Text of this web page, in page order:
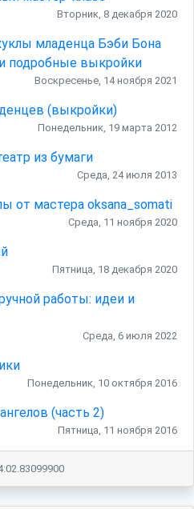
Вторник, 8 декабря 2020
младенца Бэби Бона
подробные выкройки
Воскресенье, 14 ноября 2021
(выкройки)
Понедельник, 19 марта 2012
из бумаги
Среда, 24 июля 2013
от мастера oksana_somati
Среда, 11 ноября 2020
Пятница, 18 декабря 2020
работы: идеи и
Среда, 6 июля 2022
Понедельник, 10 октября 2016
(часть 2)
Пятница, 11 ноября 2016